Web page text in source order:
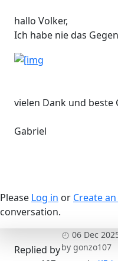
hallo Volker,
Ich habe nie das
vielen Dank und beste
Gabriel
Please Log in or Create
conversation.
06 Dec
by gonzo107
Replied by